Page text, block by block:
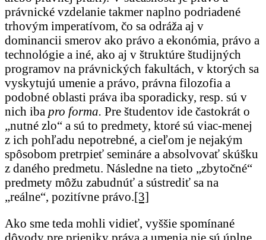
právnické vzdelanie takmer naplno podriadené
trhovým imperatívom, čo sa odráža aj v
dominancii smerov ako právo a ekonómia, právo a
technológie a iné, ako aj v štruktúre študijných
programov na právnických fakultách, v ktorých sa
vyskytujú umenie a právo, právna filozofia a
podobné oblasti práva iba sporadicky, resp. sú v
nich iba pro forma. Pre študentov ide častokrát o
„nutné zlo“ a sú to predmety, ktoré sú viac-menej
z ich pohľadu nepotrebné, a cieľom je nejakým
spôsobom pretrpieť semináre a absolvovať skúšku
z daného predmetu. Následne na tieto „zbytočné“
predmety môžu zabudnúť a sústrediť sa na
„reálne“, pozitívne právo.[3]
Ako sme teda mohli vidieť, vyššie spomínané